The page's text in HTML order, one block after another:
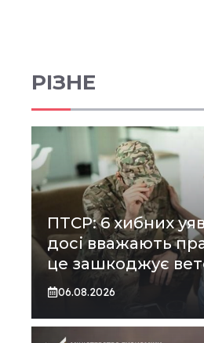
РІЗНЕ
ПТСР: 6 хибних
досі вважають
це зашкоджує
06.08.2026